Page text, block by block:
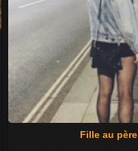
Fille au père